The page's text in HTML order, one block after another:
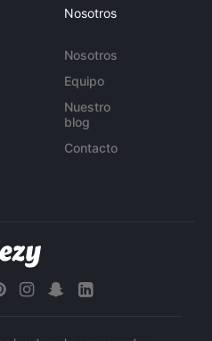
Nosotros
Nosotros
Equipo
Nuestro
blog
Contacto